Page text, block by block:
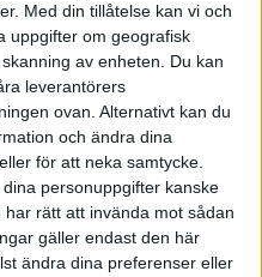
Med din tillåtelse kan vi och
uppgifter om geografisk
av enheten. Du kan
leverantörers
ovan. Alternativt kan du
och ändra dina
för att neka samtycke.
personuppgifter kanske
rätt att invända mot sådan
gäller endast den här
ändra dina preferenser eller
på nätet.
sulor,
från kända
Camillen 60,
Åkerberg.
kunder
våra fötters